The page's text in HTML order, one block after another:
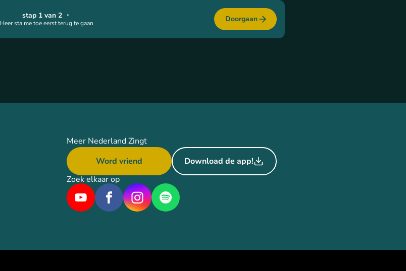
Heer sta me toe eerst terug te gaan
stap 1 van 2・ Doorgaan
Meer Nederland Zingt
Word vriend
Download de app!
Zoek elkaar op